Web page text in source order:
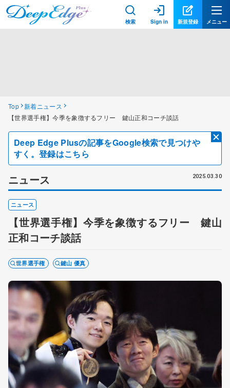
検索 Sign in 新規登録 メニュー
Top 新着ニュース
【世界選手権】今季を象徴するフリー 鍵山正和コーチ談話
Deep Edge Plusの記事をGoogle検索で見つけや
すく。登録はこちら
ニュース 2025.03.30
ニュース
【世界選手権】今季を象徴するフリー 鍵山
正和コーチ談話
世界選手権 鍵山 優真